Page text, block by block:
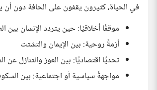
في الحياة، كثيرون يقفون على الحافة دون أن
موقفًا أخلاقيًا: حين يتردد الإنسان بين
أزمةً روحية: بين الإيمان والتشتت
تحديًا اقتصاديًا: بين العوز والتنازل عن
مواجهةً سياسية أو اجتماعية: بين